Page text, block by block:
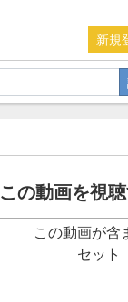
新規
この動画を視
この動画が含
セット